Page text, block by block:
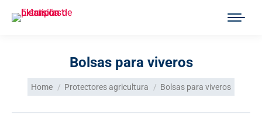
Bolsas para viveros
You are here:
Home Protectores agricultura Bolsas para viveros